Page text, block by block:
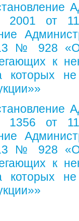
от
№ 928
к
которых не
от
№ 928
к
которых не